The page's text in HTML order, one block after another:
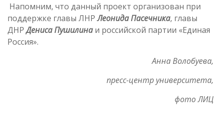
Напомним, что данный проект организован при
поддержке главы ЛНРЛеонида Пасечника, главы
ДНРДениса Пушилинаи российской партии «Единая
Россия».
Анна Волобуева,
пресс-центр университета,
фото ЛИЦ